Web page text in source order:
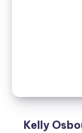
Kelly